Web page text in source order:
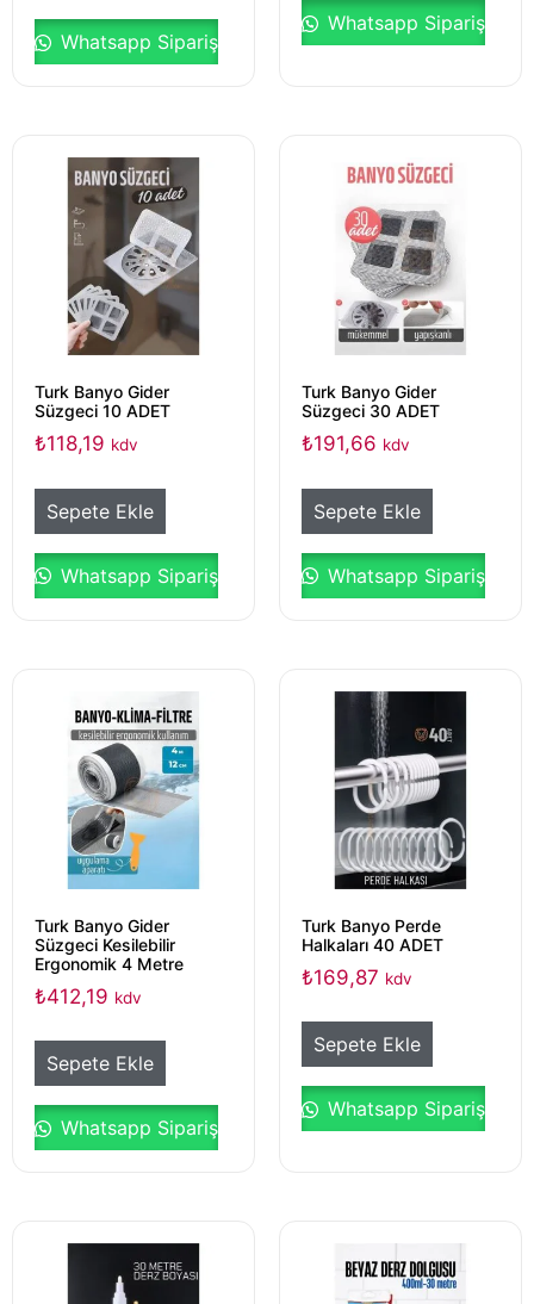
Whatsapp Sipariş
Whatsapp Sipariş
Turk Banyo Gider
Süzgeci 10 ADET
₺118,19 kdv
Sepete Ekle
Whatsapp Sipariş
Turk Banyo Gider
Süzgeci 30 ADET
₺191,66 kdv
Sepete Ekle
Whatsapp Sipariş
Turk Banyo Gider
Süzgeci Kesilebilir
Ergonomik 4 Metre
₺412,19 kdv
Sepete Ekle
Whatsapp Sipariş
Turk Banyo Perde
Halkaları 40 ADET
₺169,87 kdv
Sepete Ekle
Whatsapp Sipariş